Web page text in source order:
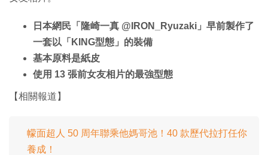
日本網民「隆崎一真 @IRON_Ryuzaki」早前製作了
一套以「KING型態」的裝備
基本原料是紙皮
使用 13 張前女友相片的最強型態
【相關報道】
幪面超人 50 周年聯乘他媽哥池！40 款歷代拉打任你
養成！